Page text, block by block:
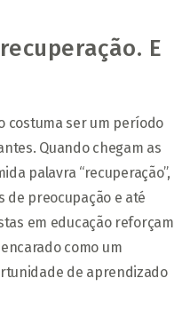
E
costuma ser um período
Quando chegam as
palavra “recuperação”,
de preocupação e até
em educação reforçam
como um
de aprendizado